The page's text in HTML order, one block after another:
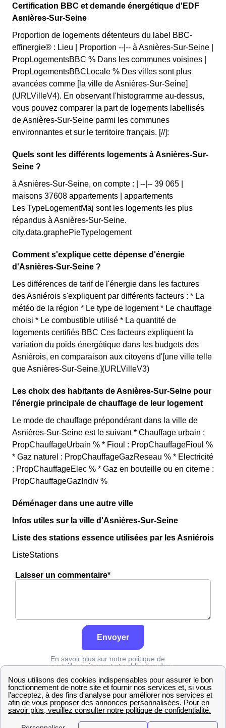
Certification BBC et demande énergétique d'EDF
Asnières-Sur-Seine
Proportion de logements détenteurs du label BBC-
effinergie® : Lieu | Proportion --|-- à Asnières-Sur-Seine |
PropLogementsBBC % Dans les communes voisines |
PropLogementsBBCLocale % Des villes sont plus
avancées comme [la ville de Asnières-Sur-Seine]
(URLVilleV4). En observant l'histogramme au-dessus,
vous pouvez comparer la part de logements labellisés
de Asnières-Sur-Seine parmi les communes
environnantes et sur le territoire français. [//]:
Quels sont les différents logements à Asnières-Sur-
Seine ?
à Asnières-Sur-Seine, on compte : | --|-- 39 065 |
maisons 37608 appartements | appartements
Les TypeLogementMaj sont les logements les plus
répandus à Asnières-Sur-Seine.
city.data.graphePieTypelogement
Comment s'explique cette dépense d'énergie
d'Asnières-Sur-Seine ?
Les différences de tarif de l'énergie dans les factures
des Asniérois s'expliquent par différents facteurs : * La
météo de la région * Le type de logement * Le chauffage
choisi * Le combustible utilisé * La quantité de
logements certifiés BBC Ces facteurs expliquent la
variation du poids énergétique dans les budgets des
Asniérois, en comparaison aux citoyens d'[une ville telle
que Asnières-Sur-Seine.](URLVilleV3)
Les choix des habitants de Asnières-Sur-Seine pour
l'énergie principale de chauffage de leur logement
Le mode de chauffage prépondérant dans la ville de
Asnières-Sur-Seine est le suivant * Chauffage urbain :
PropChauffageUrbain % * Fioul : PropChauffageFioul %
* Gaz naturel : PropChauffageGazReseau % * Electricité
: PropChauffageElec % * Gaz en bouteille ou en citerne :
PropChauffageGazIndiv %
Déménager dans une autre ville
Infos utiles sur la ville d'Asnières-Sur-Seine
Liste des stations essence utilisées par les Asniérois
ListeStations
Laisser un commentaire*
Envoyer
En savoir plus sur notre politique de
contrôle, traitement et publication des
Edf Hauts-de-Seine Asnières-Sur-Seine